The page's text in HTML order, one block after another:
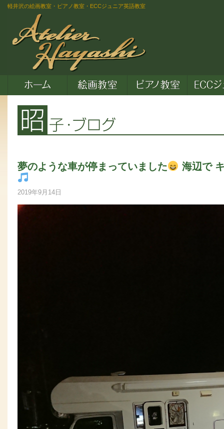
軽井沢の絵画教室・ピアノ教室・ECCジュニア英語教室
夢のような車が停まっていました 海辺で
2019年9月14日